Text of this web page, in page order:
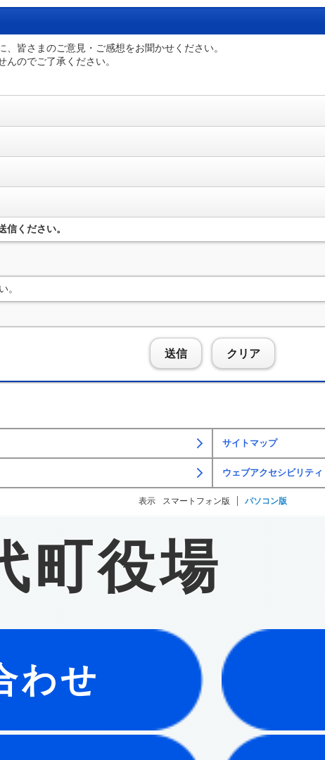
皆さまのご意見・ご感想をお聞かせください。
のでご了承ください。
ください。
。
送信 クリア
サイトマップ
ウェブアクセシビリティ
表示 スマートフォン版 パソコン版
町役場
わせ